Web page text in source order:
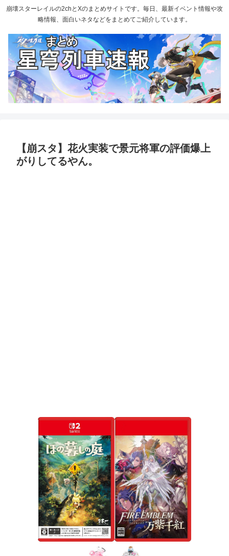
崩壊スターレイルの2chとXのまとめサイトです。毎日、最新イベント情報や攻
略情報、面白いネタなどをまとめてご紹介しています。
【崩スタ】花火実装で景元将軍の評価爆上
がりしてるやん。